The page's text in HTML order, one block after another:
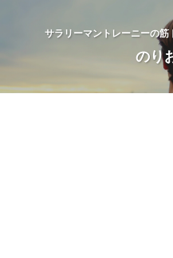
サラリーマントレーニーの
のり